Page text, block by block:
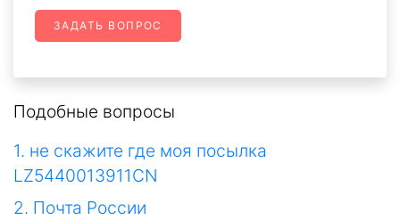
ЗАДАТЬ ВОПРОС
Подобные вопросы
1. не скажите где моя посылка
LZ5440013911CN
2. Почта России